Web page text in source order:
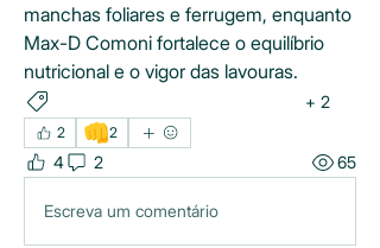
manchas foliares e ferrugem, enquanto
Max-D Comoni fortalece o equilíbrio
nutricional e o vigor das lavouras.
+ 2
2 👊2
4 2 65
Escreva um comentário